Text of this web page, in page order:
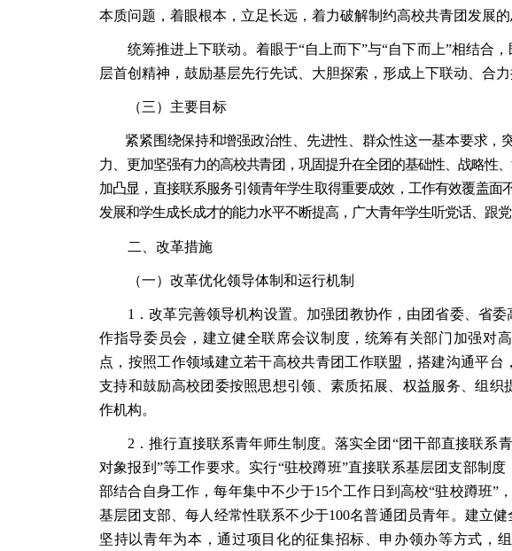
本质问题，着眼根本，立足长远，着力破解制约高校共青团发展
统筹推进上下联动。着眼于“自上而下”与“自下而上”相结合
层首创精神，鼓励基层先行先试、大胆探索，形成上下联动、合力
（三）主要目标
紧紧围绕保持和增强政治性、先进性、群众性这一基本要求，
力、 更加坚强有力的高校共青团，巩固提升在全团的基础性、战略性
加凸显，直接联系服务引领青年学生取得重要成效，工作有效覆盖面
发展和学生成长成才的能力水平不断提高，广大青年学生听党话、 跟
二、改革措施
（一）改革优化领导体制和运行机制
1．改革完善领导机构设置。加强团教协作，由团省委、省
作指导委员会，建立健全联席会议制度，统筹有关部门加强对
点，按照工作领域建立若干高校共青团工作联盟，搭建沟通平台
支持和鼓励高校团委按照思想引领、素质拓展、权益服务、组
作机构。
2．推行直接联系青年师生制度。落实全团“团干部直接联系
对象报到”等工作要求。实行“驻校蹲班”直接联系基层团支部制
部结合自身工作，每年集中不少于15个工作日到高校“驻校蹲班”
基层团支部、每人经常性联系不少于100名普通团员青年。建立
坚持以青年为本，通过项目化的征集招标、申办领办等方式，